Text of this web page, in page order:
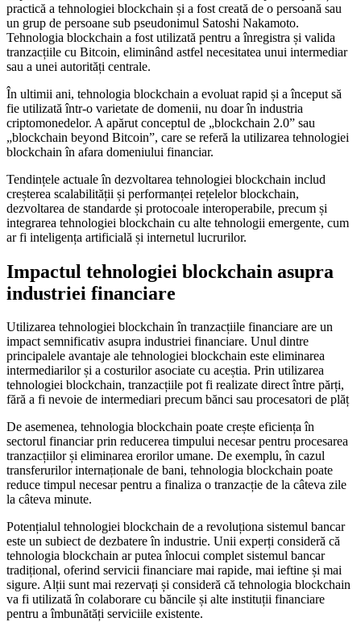
practică a tehnologiei blockchain și a fost creată de o persoană sau
un grup de persoane sub pseudonimul Satoshi Nakamoto.
Tehnologia blockchain a fost utilizată pentru a înregistra și valida
tranzacțiile cu Bitcoin, eliminând astfel necesitatea unui intermediar
sau a unei autorități centrale.
În ultimii ani, tehnologia blockchain a evoluat rapid și a început să
fie utilizată într-o varietate de domenii, nu doar în industria
criptomonedelor. A apărut conceptul de „blockchain 2.0” sau
„blockchain beyond Bitcoin”, care se referă la utilizarea tehnologiei
blockchain în afara domeniului financiar.
Tendințele actuale în dezvoltarea tehnologiei blockchain includ
creșterea scalabilității și performanței rețelelor blockchain,
dezvoltarea de standarde și protocoale interoperabile, precum și
integrarea tehnologiei blockchain cu alte tehnologii emergente, cum
ar fi inteligența artificială și internetul lucrurilor.
Impactul tehnologiei blockchain asupra
industriei financiare
Utilizarea tehnologiei blockchain în tranzacțiile financiare are un
impact semnificativ asupra industriei financiare. Unul dintre
principalele avantaje ale tehnologiei blockchain este eliminarea
intermediarilor și a costurilor asociate cu aceștia. Prin utilizarea
tehnologiei blockchain, tranzacțiile pot fi realizate direct între părți,
fără a fi nevoie de intermediari precum bănci sau procesatori de plăț
De asemenea, tehnologia blockchain poate crește eficiența în
sectorul financiar prin reducerea timpului necesar pentru procesarea
tranzacțiilor și eliminarea erorilor umane. De exemplu, în cazul
transferurilor internaționale de bani, tehnologia blockchain poate
reduce timpul necesar pentru a finaliza o tranzacție de la câteva zile
la câteva minute.
Potențialul tehnologiei blockchain de a revoluționa sistemul bancar
este un subiect de dezbatere în industrie. Unii experți consideră că
tehnologia blockchain ar putea înlocui complet sistemul bancar
tradițional, oferind servicii financiare mai rapide, mai ieftine și mai
sigure. Alții sunt mai rezervați și consideră că tehnologia blockchain
va fi utilizată în colaborare cu băncile și alte instituții financiare
pentru a îmbunătăți serviciile existente.